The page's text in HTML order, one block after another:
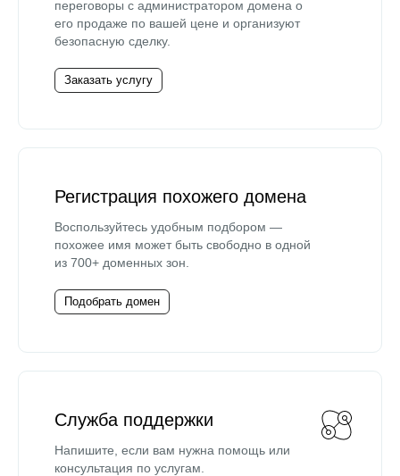
переговоры с администратором домена о
его продаже по вашей цене и организуют
безопасную сделку.
Заказать услугу
Регистрация похожего домена
Воспользуйтесь удобным подбором —
похожее имя может быть свободно в одной
из 700+ доменных зон.
Подобрать домен
Служба поддержки
Напишите, если вам нужна помощь или
консультация по услугам.